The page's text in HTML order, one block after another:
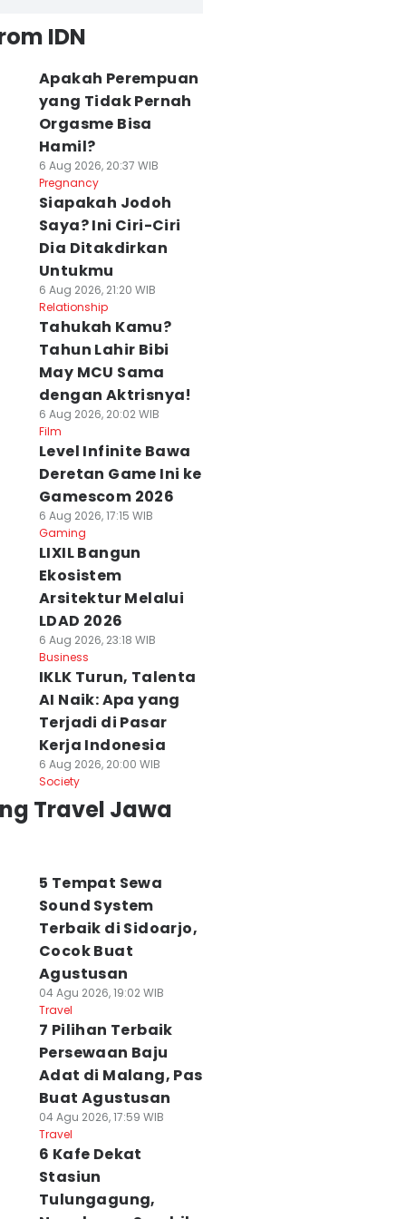
IDN
Apakah Perempuan
yang Tidak Pernah
Orgasme Bisa
Hamil?
6 Aug 2026, 20:37 WIB
Pregnancy
Siapakah Jodoh
Saya? Ini Ciri-Ciri
Dia Ditakdirkan
Untukmu
6 Aug 2026, 21:20 WIB
Relationship
Tahukah Kamu?
Tahun Lahir Bibi
May MCU Sama
dengan Aktrisnya!
6 Aug 2026, 20:02 WIB
Film
Level Infinite Bawa
Deretan Game Ini ke
Gamescom 2026
6 Aug 2026, 17:15 WIB
Gaming
LIXIL Bangun
Ekosistem
Arsitektur Melalui
LDAD 2026
6 Aug 2026, 23:18 WIB
Business
IKLK Turun, Talenta
AI Naik: Apa yang
Terjadi di Pasar
Kerja Indonesia
6 Aug 2026, 20:00 WIB
Society
Travel Jawa
5 Tempat Sewa
Sound System
Terbaik di Sidoarjo,
Cocok Buat
Agustusan
04 Agu 2026, 19:02 WIB
Travel
7 Pilihan Terbaik
Persewaan Baju
Adat di Malang, Pas
Buat Agustusan
04 Agu 2026, 17:59 WIB
Travel
6 Kafe Dekat
Stasiun
Tulungagung,